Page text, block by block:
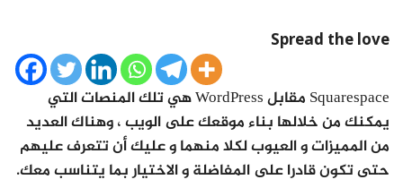
Spread the love
Squarespace مقابل WordPress هي تلك المنصات التي
يمكنك من خلالها بناء موقعك على الويب ، وهناك العديد
من المميزات و العيوب لكلا منهما و عليك أن تتعرف عليهم
حتى تكون قادرا على المفاضلة و الاختيار بما يتناسب معك.